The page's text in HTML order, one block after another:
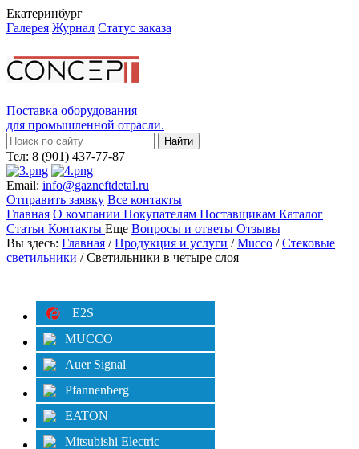
Екатеринбург
Галерея Журнал Статус заказа
Поставка оборудования
для промышленной отрасли.
Тел: 8 (901) 437-77-87
Email: info@gazneftdetal.ru
Отправить заявку Все контакты
Главная О компании Покупателям Поставщикам Каталог
Статьи Контакты Еще Вопросы и ответы Отзывы
Вы здесь: Главная /Продукция и услуги /Mucco /Стековые
светильники / Cветильники в четыре слоя
E2S
MUCCO
Auer Signal
Pfannenberg
EATON
Mitsubishi Electric